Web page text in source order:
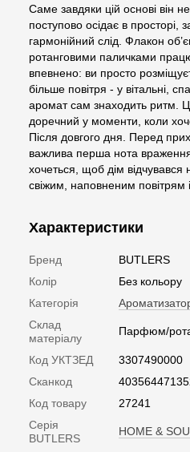
Саме завдяки цій основі він
поступово осідає в просторі,
гармонійний слід. Флакон
ротанговими паличками
впевнено: ви просто
більше повітря - у вітальні,
аромат сам знаходить ритм.
доречний у моменти, коли
Після довгого дня. Перед
важлива перша нота
хочеться, щоб дім
свіжим, наповненим повітрям
Характеристики
Бренд
BUTLERS
Колір
Без кольору
Категорія
Склад
матеріалу
Парфюм/
Код УКТЗЕД
3307490000
Сканкод
Код товару
27241
Серія
BUTLERS
HOME &